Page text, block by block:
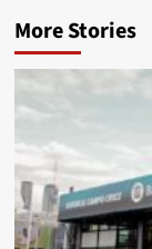
More Stories